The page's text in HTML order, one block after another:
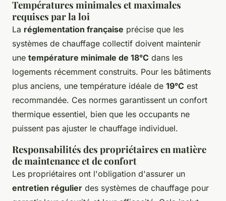
Températures minimales et maximales
requises par la loi
La réglementation française précise que les
systèmes de chauffage collectif doivent maintenir
une température minimale de 18°C dans les
logements récemment construits. Pour les bâtiments
plus anciens, une température idéale de 19°C est
recommandée. Ces normes garantissent un confort
thermique essentiel, bien que les occupants ne
puissent pas ajuster le chauffage individuel.
Responsabilités des propriétaires en matière
de maintenance et de confort
Les propriétaires ont l'obligation d'assurer un
entretien régulier des systèmes de chauffage pour